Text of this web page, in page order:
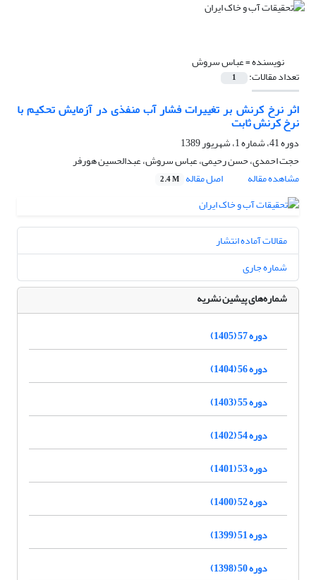
نویسنده =عباس سروش
تعداد مقالات: 1
اثر نرخ کرنش بر تغییرات فشار آب منفذی در آزمایش تحکیم با
نرخ کرنش ثابت
دوره 41، شماره 1، شهریور 1389
حجت احمدی، حسن رحیمی، عباس سروش، عبدالحسین هورفر
مشاهده مقاله
اصل مقاله 2.4 M
مقالات آماده انتشار
شماره جاری
شماره‌های پیشین نشریه
دوره 57 (1405)
دوره 56 (1404)
دوره 55 (1403)
دوره 54 (1402)
دوره 53 (1401)
دوره 52 (1400)
دوره 51 (1399)
دوره 50 (1398)